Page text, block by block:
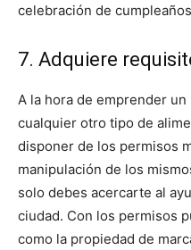
celebración de
7. Adquiere
A la hora de emprender
cualquier otro tipo de
disponer de los permisos
manipulación de los
solo debes acercarte al
ciudad. Con los permisos
como la propiedad de